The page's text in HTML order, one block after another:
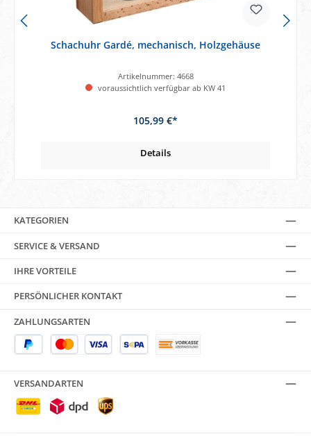
Schachuhr Gardé, mechanisch, Holzgehäuse
Artikelnummer: 4668
voraussichtlich verfügbar ab KW 41
105,99 €*
Details
KATEGORIEN
SERVICE & VERSAND
IHRE VORTEILE
PERSÖNLICHER KONTAKT
ZAHLUNGSARTEN
VERSANDARTEN